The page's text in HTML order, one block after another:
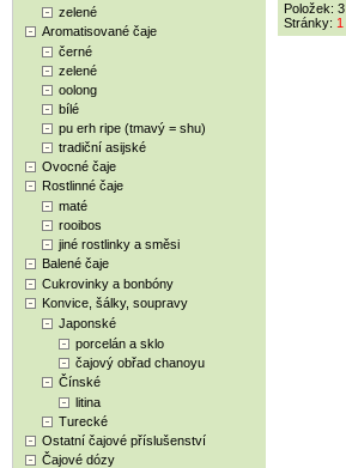
zelené
Aromatisované čaje
černé
zelené
oolong
bílé
pu erh ripe (tmavý = shu)
tradiční asijské
Ovocné čaje
Rostlinné čaje
maté
rooibos
jiné rostlinky a směsi
Balené čaje
Cukrovinky a bonbóny
Konvice, šálky, soupravy
Japonské
porcelán a sklo
čajový obřad chanoyu
Čínské
litina
Turecké
Ostatní čajové příslušenství
Čajové dózy
Položek: 3
Stránky: 1